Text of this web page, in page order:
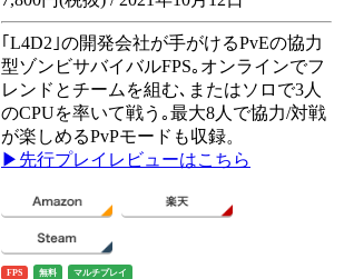
｢L4D2｣の開発会社が手がけるPvEの協力
型ゾンビサバイバルFPS｡オンラインでフ
レンドとチームを組む､またはソロで3人
のCPUを率いて戦う｡最大8人で協力/対戦
が楽しめるPvPモードも収録。
▶先行プレイレビューはこちら
FPS 無料 マルチプレイ